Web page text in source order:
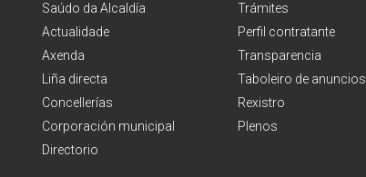
Saúdo da Alcaldía
Actualidade
Axenda
Liña directa
Concellerías
Corporación municipal
Directorio
Trámites
Perfil contratante
Transparencia
Taboleiro de anuncios
Rexistro
Plenos